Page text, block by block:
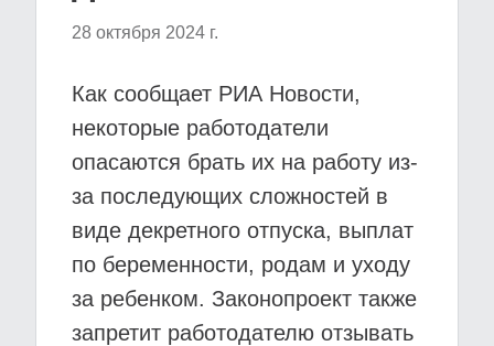
28 октября 2024 г.
Как сообщает РИА Новости,
некоторые работодатели
опасаются брать их на работу из-
за последующих сложностей в
виде декретного отпуска, выплат
по беременности, родам и уходу
за ребенком. Законопроект также
запретит работодателю отзывать